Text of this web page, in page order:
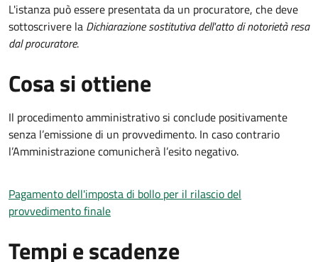
L'istanza può essere presentata da un procuratore, che deve
sottoscrivere la Dichiarazione sostitutiva dell'atto di notorietà resa
dal procuratore.
Cosa si ottiene
Il procedimento amministrativo si conclude positivamente
senza l’emissione di un provvedimento. In caso contrario
l’Amministrazione comunicherà l’esito negativo.
Pagamento dell'imposta di bollo per il rilascio del
provvedimento finale
Tempi e scadenze